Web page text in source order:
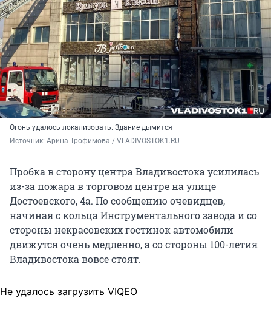
Огонь удалось локализовать. Здание дымится
Источник: Арина Трофимова / VLADIVOSTOK1.RU
Пробка в сторону центра Владивостока усилилась
из-за пожара в торговом центре на улице
Достоевского, 4а. По сообщению очевидцев,
начиная с кольца Инструментального завода и со
стороны некрасовских гостинок автомобили
движутся очень медленно, а со стороны 100-летия
Владивостока вовсе стоят.
Не удалось загрузить VIQEO